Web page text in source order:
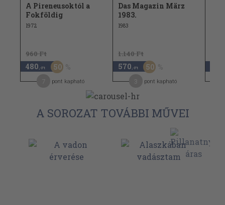
A Pireneusoktól a
Fokföldig
1972
960 Ft
480 ,-Ft 50
pont kapható
Das Magazin März
1983.
1983
1.140 Ft
570 ,-Ft 50
pont kapható
A SOROZAT TOVÁBBI MŰVEI